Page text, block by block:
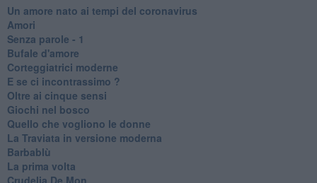
Un amore nato ai tempi del coronavirus
Amori
Senza parole - 1
Bufale d'amore
Corteggiatrici moderne
E se ci incontrassimo ?
Oltre ai cinque sensi
Giochi nel bosco
Quello che vogliono le donne
La Traviata in versione moderna
Barbablù
La prima volta
Crudelia De Mon